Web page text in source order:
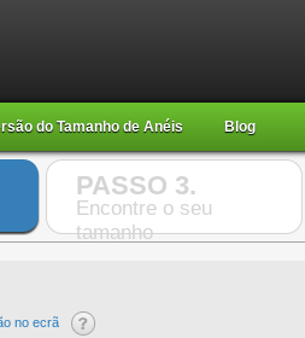
do Tamanho de Anéis Blog
PASSO 3.
Encontre o seu
tamanho
no ecrã